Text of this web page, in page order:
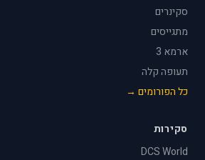
סקינרים
מתגייסים
ארמא 3
תעופה קלה
כל הפורומים →
סקירות
DCS World